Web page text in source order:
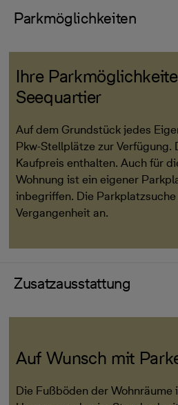
Parkmöglichkeiten
Ihre
Seequartier
Auf dem Grundstück jedes
Pkw-Stellplätze zur Verfügung.
Kaufpreis enthalten. Auch für
Wohnung ist ein eigener
inbegriffen. Die
Vergangenheit an.
Zusatzausstattung
Auf Wunsch mit
Die Fußböden der Wohnräume